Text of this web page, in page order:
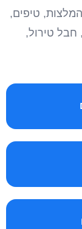
טיפים,
חבל טירול,